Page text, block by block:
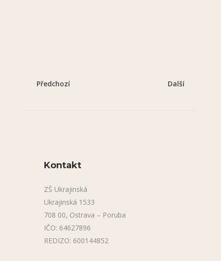
Předchozí Další
Kontakt
ZŠ Ukrajinská
Ukrajinská 1533
708 00, Ostrava – Poruba
IČO: 64627896
REDIZO: 600144852